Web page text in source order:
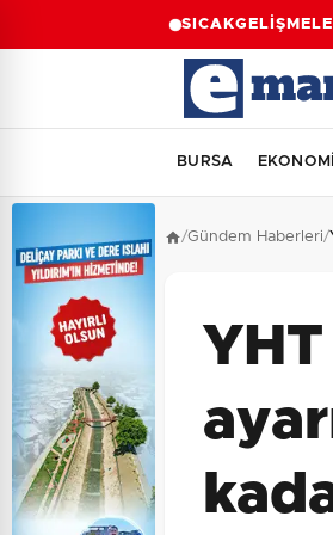
SICAK
BURSA EKONOMİ
/Gündem Haberleri/